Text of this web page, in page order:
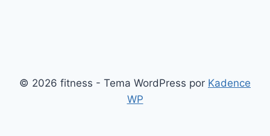
© 2026 fitness - Tema WordPress por Kadence
WP